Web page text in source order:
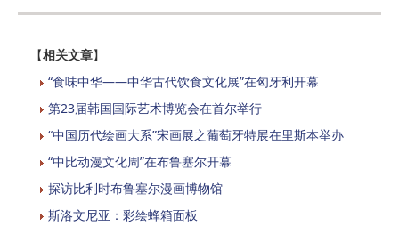
【相关文章】
“食味中华——中华古代饮食文化展”在匈牙利开幕
第23届韩国国际艺术博览会在首尔举行
“中国历代绘画大系”宋画展之葡萄牙特展在里斯本举办
“中比动漫文化周”在布鲁塞尔开幕
探访比利时布鲁塞尔漫画博物馆
斯洛文尼亚：彩绘蜂箱面板